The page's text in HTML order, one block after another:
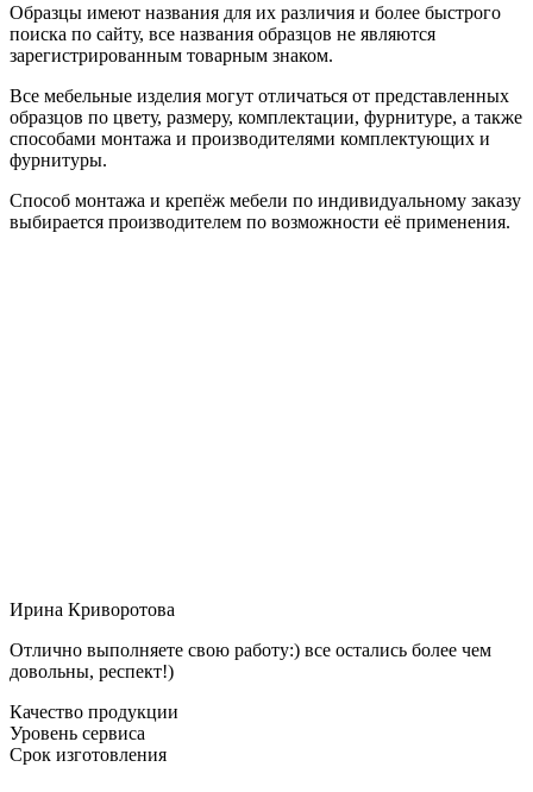
Образцы имеют названия для их различия и более быстрого
поиска по сайту, все названия образцов не являются
зарегистрированным товарным знаком.
Все мебельные изделия могут отличаться от представленных
образцов по цвету, размеру, комплектации, фурнитуре, а также
способами монтажа и производителями комплектующих и
фурнитуры.
Способ монтажа и крепёж мебели по индивидуальному заказу
выбирается производителем по возможности её применения.
Ирина Криворотова
Отлично выполняете свою работу:) все остались более чем
довольны, респект!)
Качество продукции
Уровень сервиса
Срок изготовления